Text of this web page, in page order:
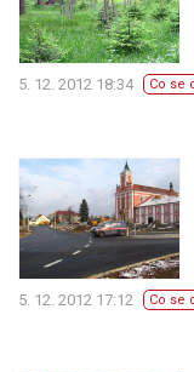
5. 12. 2012 18:34 Co se
5. 12. 2012 17:12 Co se